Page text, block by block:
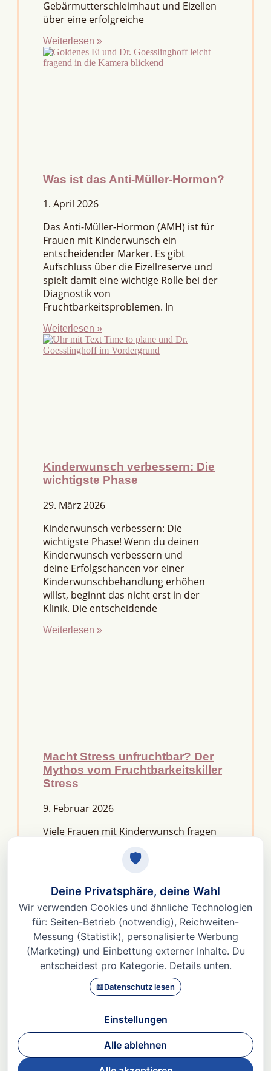
Gebärmutterschleimhaut und Eizellen
über eine erfolgreiche
Weiterlesen »
Was ist das Anti-Müller-Hormon?
1. April 2026
Das Anti-Müller-Hormon (AMH) ist für
Frauen mit Kinderwunsch ein
entscheidender Marker. Es gibt
Aufschluss über die Eizellreserve und
spielt damit eine wichtige Rolle bei der
Diagnostik von
Fruchtbarkeitsproblemen. In
Weiterlesen »
Kinderwunsch verbessern: Die
wichtigste Phase
29. März 2026
Kinderwunsch verbessern: Die
wichtigste Phase! Wenn du deinen
Kinderwunsch verbessern und
deine Erfolgschancen vor einer
Kinderwunschbehandlung erhöhen
willst, beginnt das nicht erst in der
Klinik. Die entscheidende
Weiterlesen »
Macht Stress unfruchtbar? Der
Mythos vom Fruchtbarkeitskiller
Stress
9. Februar 2026
Viele Frauen mit Kinderwunsch fragen
kurze Antwort lautet: Nein, aber er kann
Fruchtbarkeit aus dem Gleichgewicht
bringen. Denn Stress
Weiterlesen »
© 2026 Dr. med Heidi Gößlinghoff |
|